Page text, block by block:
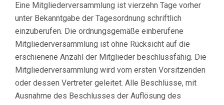
Eine Mitgliederversammlung ist vierzehn Tage vorher
unter Bekanntgabe der Tagesordnung schriftlich
einzuberufen. Die ordnungsgemäße einberufene
Mitgliederversammlung ist ohne Rücksicht auf die
erschienene Anzahl der Mitglieder beschlussfähig. Die
Mitgliederversammlung wird vom ersten Vorsitzenden
oder dessen Vertreter geleitet. Alle Beschlüsse, mit
Ausnahme des Beschlusses der Auflösung des